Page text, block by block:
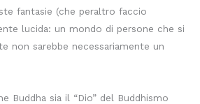
fantasie (che peraltro faccio
lucida: un mondo di persone che si
non sarebbe necessariamente un
Buddha sia il “Dio” del Buddhismo